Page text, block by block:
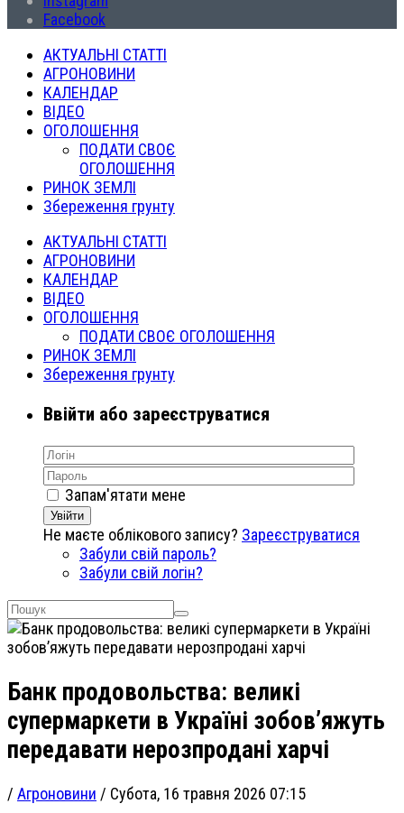
Facebook
АКТУАЛЬНІ СТАТТІ
АГРОНОВИНИ
КАЛЕНДАР
ВІДЕО
ОГОЛОШЕННЯ
ПОДАТИ СВОЄ
ОГОЛОШЕННЯ
РИНОК ЗЕМЛІ
Збереження грунту
АКТУАЛЬНІ СТАТТІ
АГРОНОВИНИ
КАЛЕНДАР
ВІДЕО
ОГОЛОШЕННЯ
ПОДАТИ СВОЄ ОГОЛОШЕННЯ
РИНОК ЗЕМЛІ
Збереження грунту
Ввійти або зареєструватися
Запам'ятати мене
Увійти
Не маєте облікового запису? Зареєструватися
Забули свій пароль?
Забули свій логін?
Банк продовольства: великі
супермаркети в Україні зобов’яжуть
передавати нерозпродані харчі
/ Агроновини / Субота, 16 травня 2026 07:15